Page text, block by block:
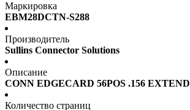
Маркировка
EBM28DCTN-S288
Производитель
Sullins Connector Solutions
Описание
CONN EDGECARD 56POS .156 EXTEND
Количество страниц